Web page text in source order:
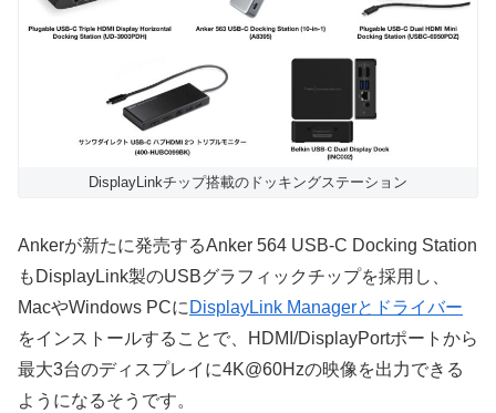
DisplayLinkチップ搭載のドッキングステーション
Ankerが新たに発売するAnker 564 USB-C Docking Station
もDisplayLink製のUSBグラフィックチップを採用し、
MacやWindows PCに DisplayLink Managerとドライバー
をインストールすることで、HDMI/DisplayPortポートから
最大3台のディスプレイに4K@60Hzの映像を出力できる
ようになるそうです。